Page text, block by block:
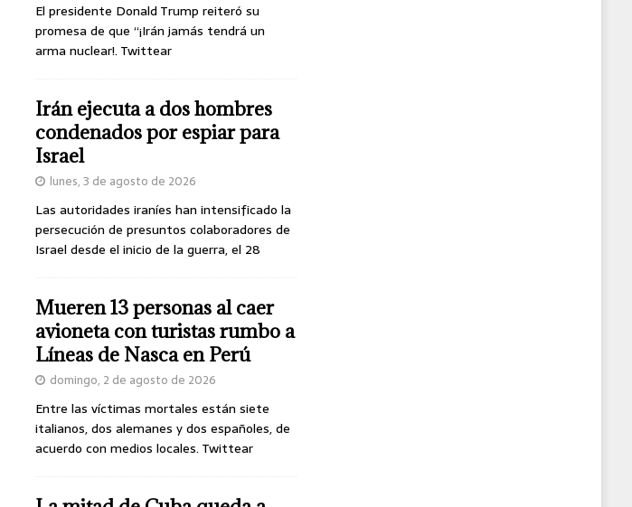
El presidente Donald Trump reiteró su
promesa de que “¡Irán jamás tendrá un
arma nuclear!. Twittear
Irán ejecuta a dos hombres
condenados por espiar para
Israel
lunes, 3 de agosto de 2026
Las autoridades iraníes han intensificado la
persecución de presuntos colaboradores de
Israel desde el inicio de la guerra, el 28
Mueren 13 personas al caer
avioneta con turistas rumbo a
Líneas de Nasca en Perú
domingo, 2 de agosto de 2026
Entre las víctimas mortales están siete
italianos, dos alemanes y dos españoles, de
acuerdo con medios locales. Twittear